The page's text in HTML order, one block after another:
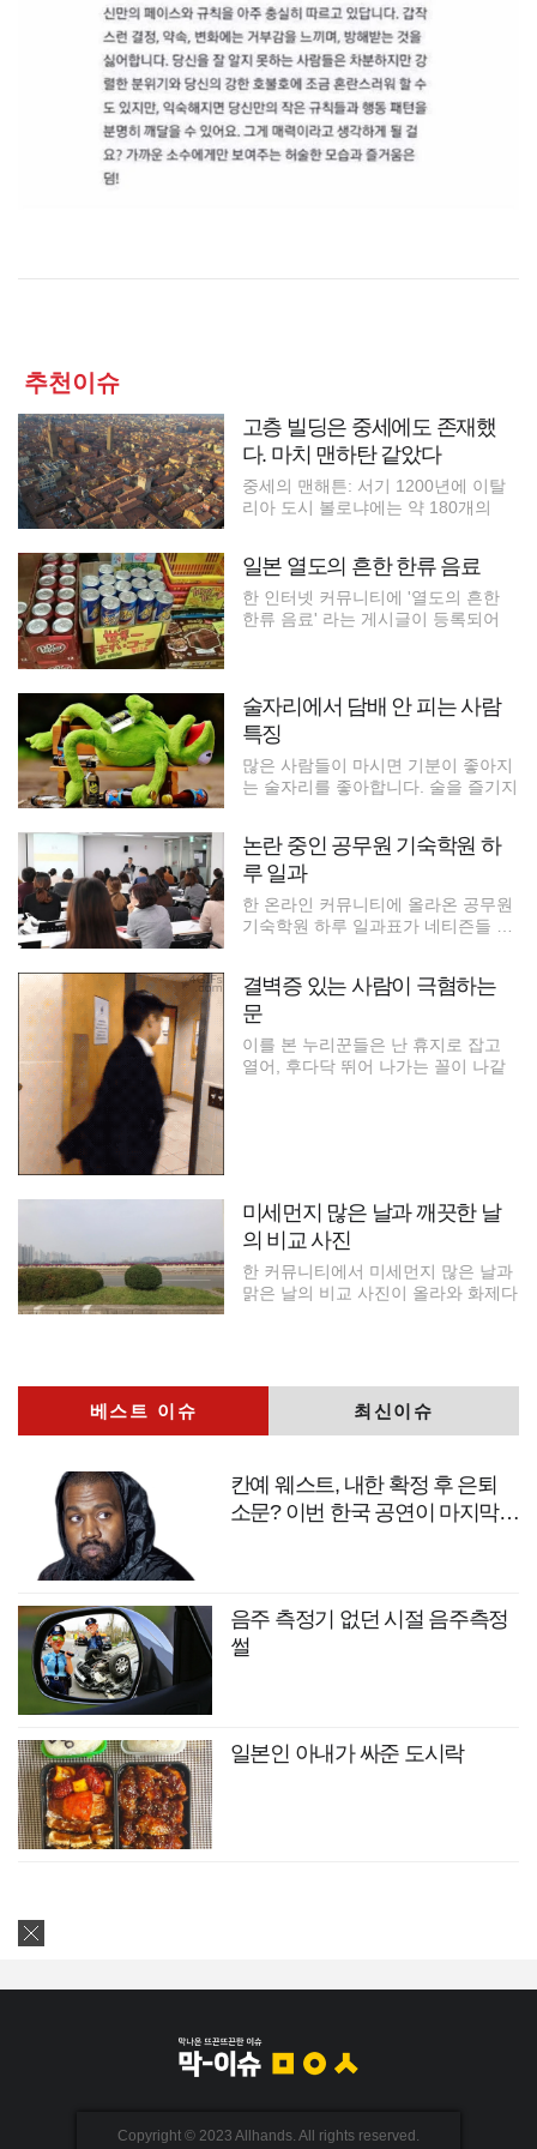
추천이슈
고층 빌딩은 중세에도 존재했
다. 마치 맨하탄 같았다
중세의 맨해튼: 서기 1200년에 이탈
리아 도시 볼로냐에는 약 180개의
일본 열도의 흔한 한류 음료
한 인터넷 커뮤니티에 '열도의 흔한
한류 음료' 라는 게시글이 등록되어
술자리에서 담배 안 피는 사람
특징
많은 사람들이 마시면 기분이 좋아지
는 술자리를 좋아합니다. 술을 즐기지
논란 중인 공무원 기숙학원 하
루 일과
한 온라인 커뮤니티에 올라온 공무원
기숙학원 하루 일과표가 네티즌들 사
결벽증 있는 사람이 극혐하는
문
이를 본 누리꾼들은 난 휴지로 잡고
열어, 후다닥 뛰어 나가는 꼴이 나같
미세먼지 많은 날과 깨끗한 날
의 비교 사진
한 커뮤니티에서 미세먼지 많은 날과
맑은 날의 비교 사진이 올라와 화제다
베스트 이슈 최신이슈
칸예 웨스트, 내한 확정 후 은퇴
소문? 이번 한국 공연이 마지막
음주 측정기 없던 시절 음주측정
썰
일본인 아내가 싸준 도시락
Copyright © 2023 Allhands. All rights reserved.